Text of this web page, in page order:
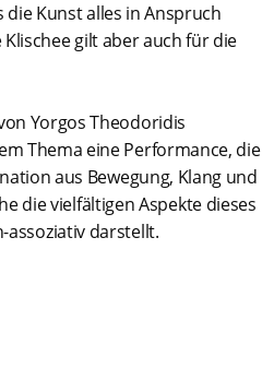
die Kunst alles in Anspruch
gilt aber auch für die
Yorgos Theodoridis
Thema eine Performance, die
aus Bewegung, Klang und
die vielfältigen Aspekte dieses
assoziativ darstellt.